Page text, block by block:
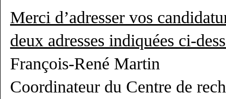
Merci d’adresser vos
deux adresses indiquées ci-
François-René Martin
Coordinateur du Centre de